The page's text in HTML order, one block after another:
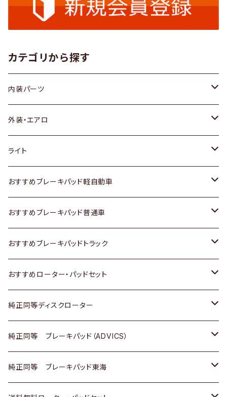
カテゴリから探す
内装パーツ
トヨタ
ホンダ
スズキ
日産
いすゞ
ダイハツ
マツダ
三菱
スバル
外装・エアロ
トヨタ
ホンダ
スズキ
日産
いすゞ
ダイハツ
マツダ
三菱
ライト
トヨタ
スズキ
日産
いすゞ
ダイハツ
三菱
日野
おすすめブレーキパッド軽自動車
トヨタ
ホンダ
スズキ
日産
ダイハツ
マツダ
おすすめブレーキパッド普通車
トヨタ
ホンダ
スズキ
日産
いすゞ
おすすめブレーキパッドトラック
トヨタ
日産
いすゞ
ダイハツ
おすすめローター・パッドセット
トヨタ
ホンダ
スズキ
純正同等ディスクローター
トヨタ
ホンダ
純正同等 ブレーキパッド（ADVICS）
トヨタ
純正同等 ブレーキパッド東海